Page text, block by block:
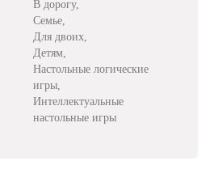
В дорогу,
Семье,
Для двоих,
Детям,
Настольные логические
игры,
Интеллектуальные
настольные игры